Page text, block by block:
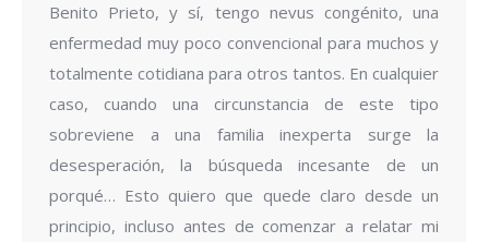
Benito Prieto, y sí, tengo nevus congénito, una
enfermedad muy poco convencional para muchos y
totalmente cotidiana para otros tantos. En cualquier
caso, cuando una circunstancia de este tipo
sobreviene a una familia inexperta surge la
desesperación, la búsqueda incesante de un
porqué… Esto quiero que quede claro desde un
principio, incluso antes de comenzar a relatar mi